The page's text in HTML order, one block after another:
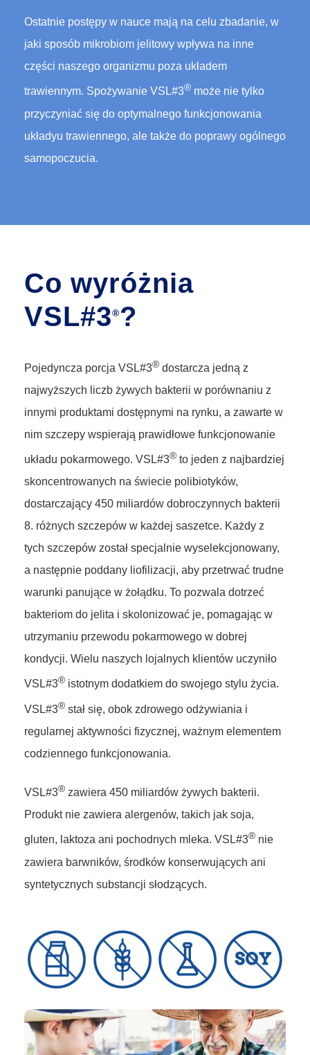
Ostatnie postępy w nauce mają na celu zbadanie, w
jaki sposób mikrobiom jelitowy wpływa na inne
części naszego organizmu poza układem
trawiennym. Spożywanie VSL#3® może nie tylko
przyczyniać się do optymalnego funkcjonowania
układyu trawiennego, ale także do poprawy ogólnego
samopoczucia.
Co wyróżnia
VSL#3®?
Pojedyncza porcja VSL#3® dostarcza jedną z
najwyższych liczb żywych bakterii w porównaniu z
innymi produktami dostępnymi na rynku, a zawarte w
nim szczepy wspierają prawidłowe funkcjonowanie
układu pokarmowego. VSL#3® to jeden z najbardziej
skoncentrowanych na świecie polibiotyków,
dostarczający 450 miliardów dobroczynnych bakterii
8. różnych szczepów w każdej saszetce. Każdy z
tych szczepów został specjalnie wyselekcjonowany,
a następnie poddany liofilizacji, aby przetrwać trudne
warunki panujące w żołądku. To pozwala dotrzeć
bakteriom do jelita i skolonizować je, pomagając w
utrzymaniu przewodu pokarmowego w dobrej
kondycji. Wielu naszych lojalnych klientów uczyniło
VSL#3® istotnym dodatkiem do swojego stylu życia.
VSL#3® stał się, obok zdrowego odżywiania i
regularnej aktywności fizycznej, ważnym elementem
codziennego funkcjonowania.
VSL#3® zawiera 450 miliardów żywych bakterii.
Produkt nie zawiera alergenów, takich jak soja,
gluten, laktoza ani pochodnych mleka. VSL#3® nie
zawiera barwników, środków konserwujących ani
syntetycznych substancji słodzących.